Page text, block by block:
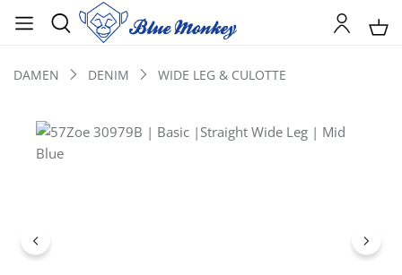
DAMEN DENIM WIDE LEG & CULOTTE
Bildergalerie überspringen